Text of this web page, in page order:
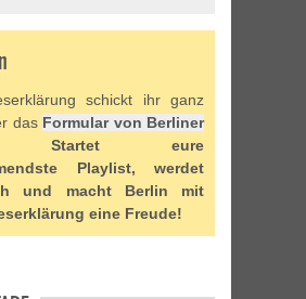
schickt ihr ganz
das Formular von Berliner
eure
Playlist, werdet
und macht Berlin mit
eine Freude!